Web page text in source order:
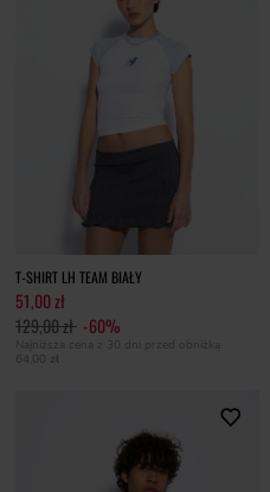
T-SHIRT LH TEAM BIAŁY
51,00 zł
129,00 zł -60%
Najniższa cena z 30 dni przed obniżką
64,00 zł